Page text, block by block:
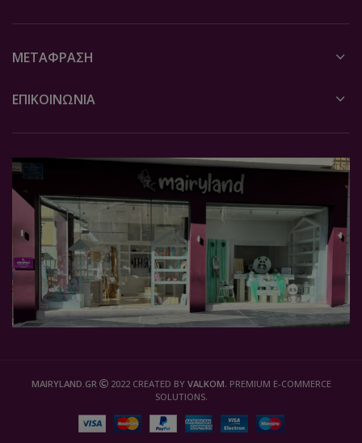
ΜΕΤΆΦΡΑΣΗ
ΕΠΙΚΟΙΝΩΝΙΑ
MAIRYLAND.GR 2022 CREATED BY VALKOM. PREMIUM E-COMMERCE
SOLUTIONS.